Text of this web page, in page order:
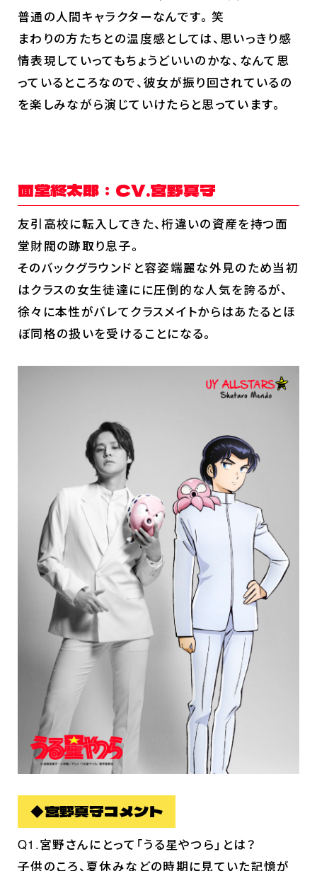
登場キャラクター
ムービー
スタッフ＆キャスト
スペシャルコメント
音楽情報
コラボレーション
公式ツイッター
普通の人間キャラクターなんです。笑
まわりの方たちとの温度感としては、思いっきり感
情表現していってもちょうどいいのかな、なんて思
っているところなので、彼女が振り回されているの
を楽しみながら演じていけたらと思っています。
面堂終太郎：CV.宮野真守
友引高校に転入してきた、桁違いの資産を持つ面
堂財閥の跡取り息子。
そのバックグラウンドと容姿端麗な外見のため当初
はクラスの女生徒達にに圧倒的な人気を誇るが、
徐々に本性がバレてクラスメイトからはあたるとほ
ぼ同格の扱いを受けることになる。
◆宮野真守コメント
Q1.宮野さんにとって「うる星やつら」とは？
子供のころ、夏休みなどの時期に見ていた記憶が